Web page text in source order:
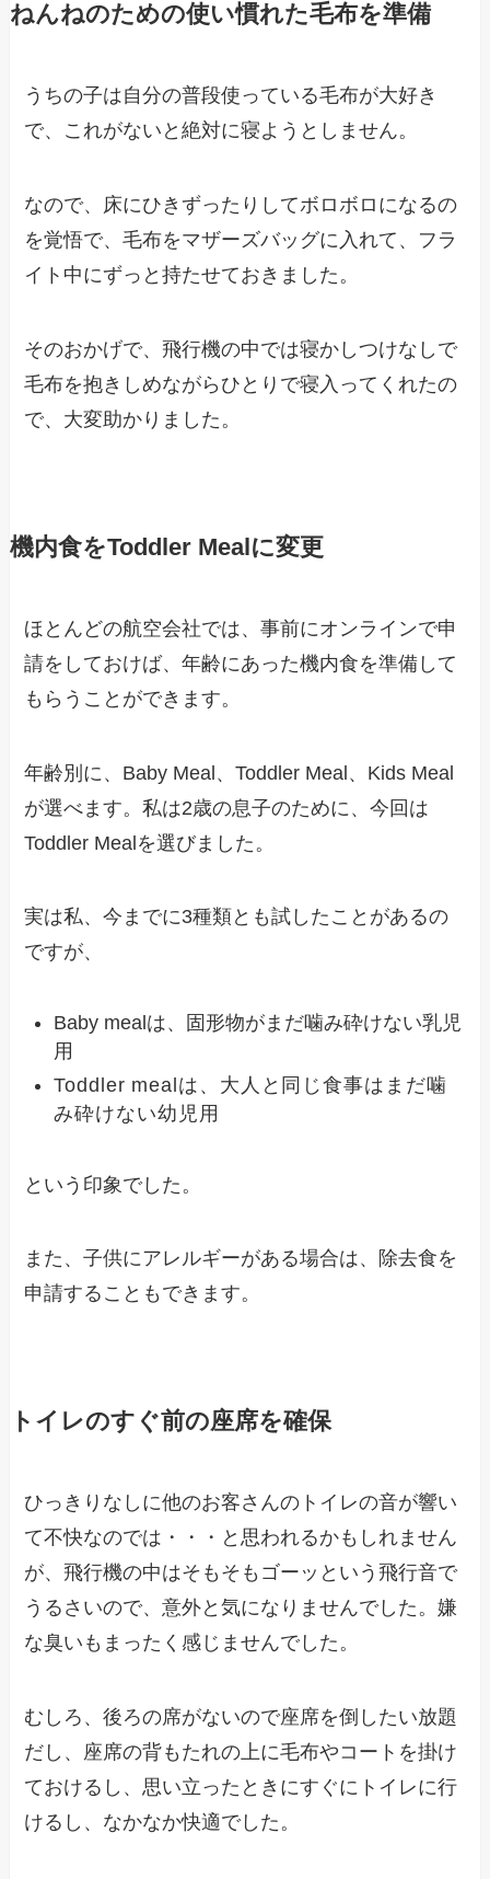
ねんねのための使い慣れた毛布を準備
うちの子は自分の普段使っている毛布が大好き
で、これがないと絶対に寝ようとしません。
なので、床にひきずったりしてボロボロになるの
を覚悟で、毛布をマザーズバッグに入れて、フラ
イト中にずっと持たせておきました。
そのおかげで、飛行機の中では寝かしつけなしで
毛布を抱きしめながらひとりで寝入ってくれたの
で、大変助かりました。
機内食をToddler Mealに変更
ほとんどの航空会社では、事前にオンラインで申
請をしておけば、年齢にあった機内食を準備して
もらうことができます。
年齢別に、Baby Meal、Toddler Meal、Kids Meal
が選べます。私は2歳の息子のために、今回は
Toddler Mealを選びました。
実は私、今までに3種類とも試したことがあるの
ですが、
Baby mealは、固形物がまだ噛み砕けない乳児
用
Toddler mealは、大人と同じ食事はまだ噛
み砕けない幼児用
という印象でした。
また、子供にアレルギーがある場合は、除去食を
申請することもできます。
トイレのすぐ前の座席を確保
ひっきりなしに他のお客さんのトイレの音が響い
て不快なのでは・・・と思われるかもしれません
が、飛行機の中はそもそもゴーッという飛行音で
うるさいので、意外と気になりませんでした。嫌
な臭いもまったく感じませんでした。
むしろ、後ろの席がないので座席を倒したい放題
だし、座席の背もたれの上に毛布やコートを掛け
ておけるし、思い立ったときにすぐにトイレに行
けるし、なかなか快適でした。